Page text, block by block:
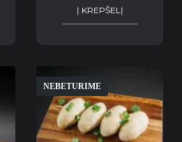
Į KREPŠELĮ
NEBETURIME